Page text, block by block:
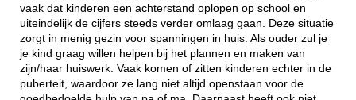
vaak dat kinderen een achterstand oplopen op school en
uiteindelijk de cijfers steeds verder omlaag gaan. Deze situatie
zorgt in menig gezin voor spanningen in huis. Als ouder zul je
je kind graag willen helpen bij het plannen en maken van
zijn/haar huiswerk. Vaak komen of zitten kinderen echter in de
puberteit, waardoor ze lang niet altijd openstaan voor de